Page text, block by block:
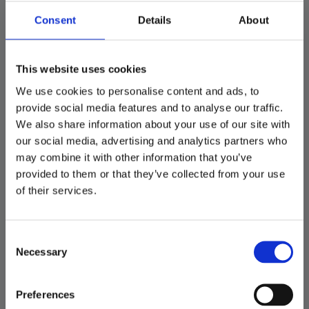
Consent Details About
This website uses cookies
We use cookies to personalise content and ads, to
provide social media features and to analyse our traffic.
We also share information about your use of our site with
our social media, advertising and analytics partners who
may combine it with other information that you’ve
provided to them or that they’ve collected from your use
of their services.
Selection
Necessary
Preferences
Multibrackets M Universal
Wallmount Fixed X Large
Väggfäste till skärmar från
595
Lägg till i favoriter
26 st i lager
KÖP
Multibrackets M Universal
Wallmount Tilt
Lägg
2 st i lager
KÖP